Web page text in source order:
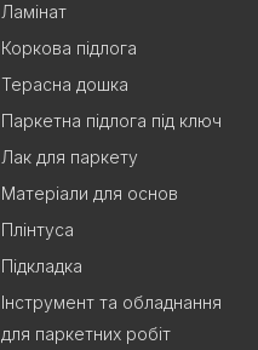
Ламінат
Коркова підлога
Терасна дошка
Паркетна підлога під ключ
Лак для паркету
Матеріали для основ
Плінтуса
Підкладка
Інструмент та обладнання
для паркетних робіт